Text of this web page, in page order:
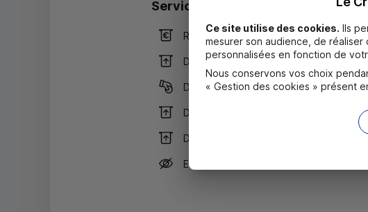
Services
Retrait de billets EUR
Dépôt valorisé de billets EUR
Dépôt de monnaie EUR
Dépôt valorisé de chèques EUR
Dépôt de chèques EUR
Equipement pour déficients visuels
Ce site utilise des cookies. Ils
mesurer son audience, de
personnalisées en fonction de
Nous conservons vos choix
« Gestion des cookies » présent